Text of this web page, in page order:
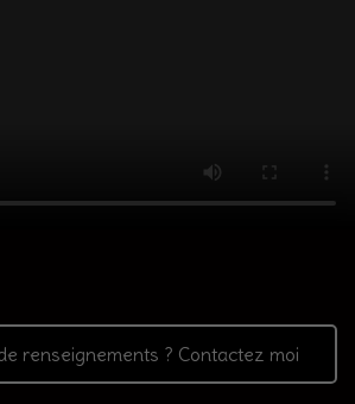
renseignements ? Contactez moi